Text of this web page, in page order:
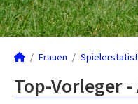
Frauen
Top-Vorleger -